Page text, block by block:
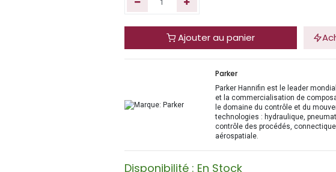
Ajouter au panier
Parker
Parker Hannifin est le leader
et la commercialisation de
le domaine du contrôle et du
technologies : hydraulique,
contrôle des procédés,
aérospatiale.
Disponibilité : En Stock